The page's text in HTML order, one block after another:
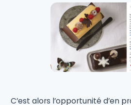
C’est alors l’opportunité d’en